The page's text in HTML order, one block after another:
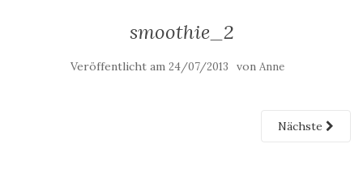
smoothie_2
Veröffentlicht am 24/07/2013 von Anne
Nächste